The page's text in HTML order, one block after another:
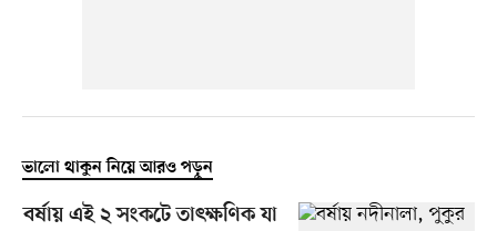
ভালো থাকুন নিয়ে আরও পড়ুন
বর্ষায় এই ২ সংকটে তাৎক্ষণিক যা